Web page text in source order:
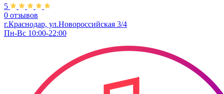
5
0 отзывов
г.Краснодар, ул.Новороссийская 3/4
Пн-Вс 10:00-22:00